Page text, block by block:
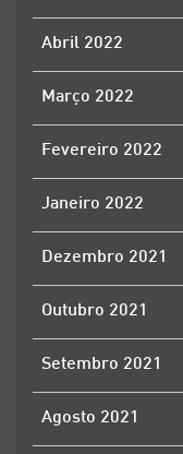
Abril 2022
Março 2022
Fevereiro 2022
Janeiro 2022
Dezembro 2021
Outubro 2021
Setembro 2021
Agosto 2021